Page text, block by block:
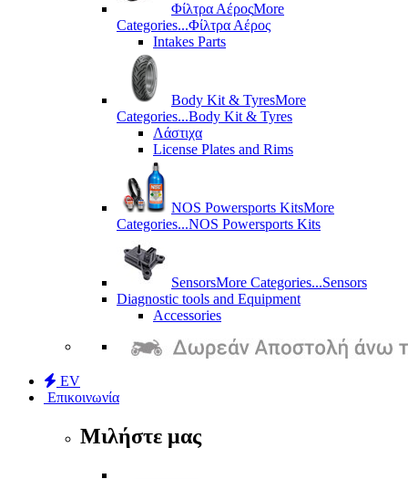
Φίλτρα ΑέροςMore
Categories...Φίλτρα Αέρος
Intakes Parts
Body Kit & TyresMore
Categories...Body Kit & Tyres
Λάστιχα
License Plates and Rims
NOS Powersports KitsMore
Categories...NOS Powersports Kits
SensorsMore Categories...Sensors
Diagnostic tools and Equipment
Accessories
EV
Επικοινωνία
Μιλήστε μας